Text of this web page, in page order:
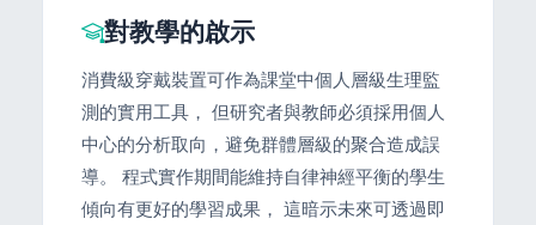
對教學的啟示
消費級穿戴裝置可作為課堂中個人層級生理監
測的實用工具， 但研究者與教師必須採用個人
中心的分析取向，避免群體層級的聚合造成誤
導。 程式實作期間能維持自律神經平衡的學生
傾向有更好的學習成果， 這暗示未來可透過即